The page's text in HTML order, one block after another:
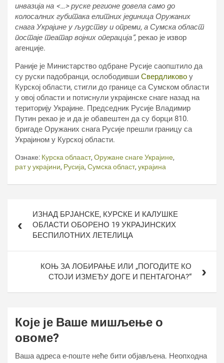
инвазија на <…> руске регионе довела само до
колосалних губитака елитних јединица Оружаних
снага Украјине у људству и опреми, а Сумска област
постаје театар војних операција“, рекао је извор
агенције.
Раније је Министарство одбране Русије саопштило да
су руски падобранци, ослободивши Свердликово у
Курској области, стигли до границе са Сумском области
у овој области и потиснули украјинске снаге назад на
територију Украјине. Председник Русије Владимир
Путин рекао је и да је обавештен да су борци 810.
бригаде Оружаних снага Русије прешли границу са
Украјином у Курској области.
Ознаке: Курска облааст, Оружане снаге Украјине,
рат у украјини, Русија, Сумска област, украјина
чланкаИЗНАД БРЈАНСКЕ, КУРСКЕ И КАЛУШКЕ
ОБЛАСТИ ОБОРЕНО 19 УКРАЈИНСКИХ
БЕСПИЛОТНИХ ЛЕТЕЛИЦА
КОЊ ЗА ЛОБИРАЊЕ ИЛИ „ПОГОДИТЕ КО
СТОЈИ ИЗМЕЂУ ДОГЕ И ПЕНТАГОНА?“
Које је Ваше мишљење о
овоме?
Ваша адреса е-поште неће бити објављена. Неопходна